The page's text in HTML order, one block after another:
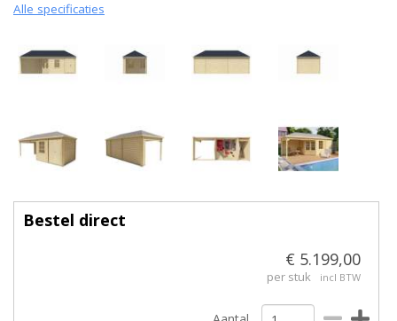
Alle specificaties
Bestel direct
€ 5.199,00
per stuk incl BTW